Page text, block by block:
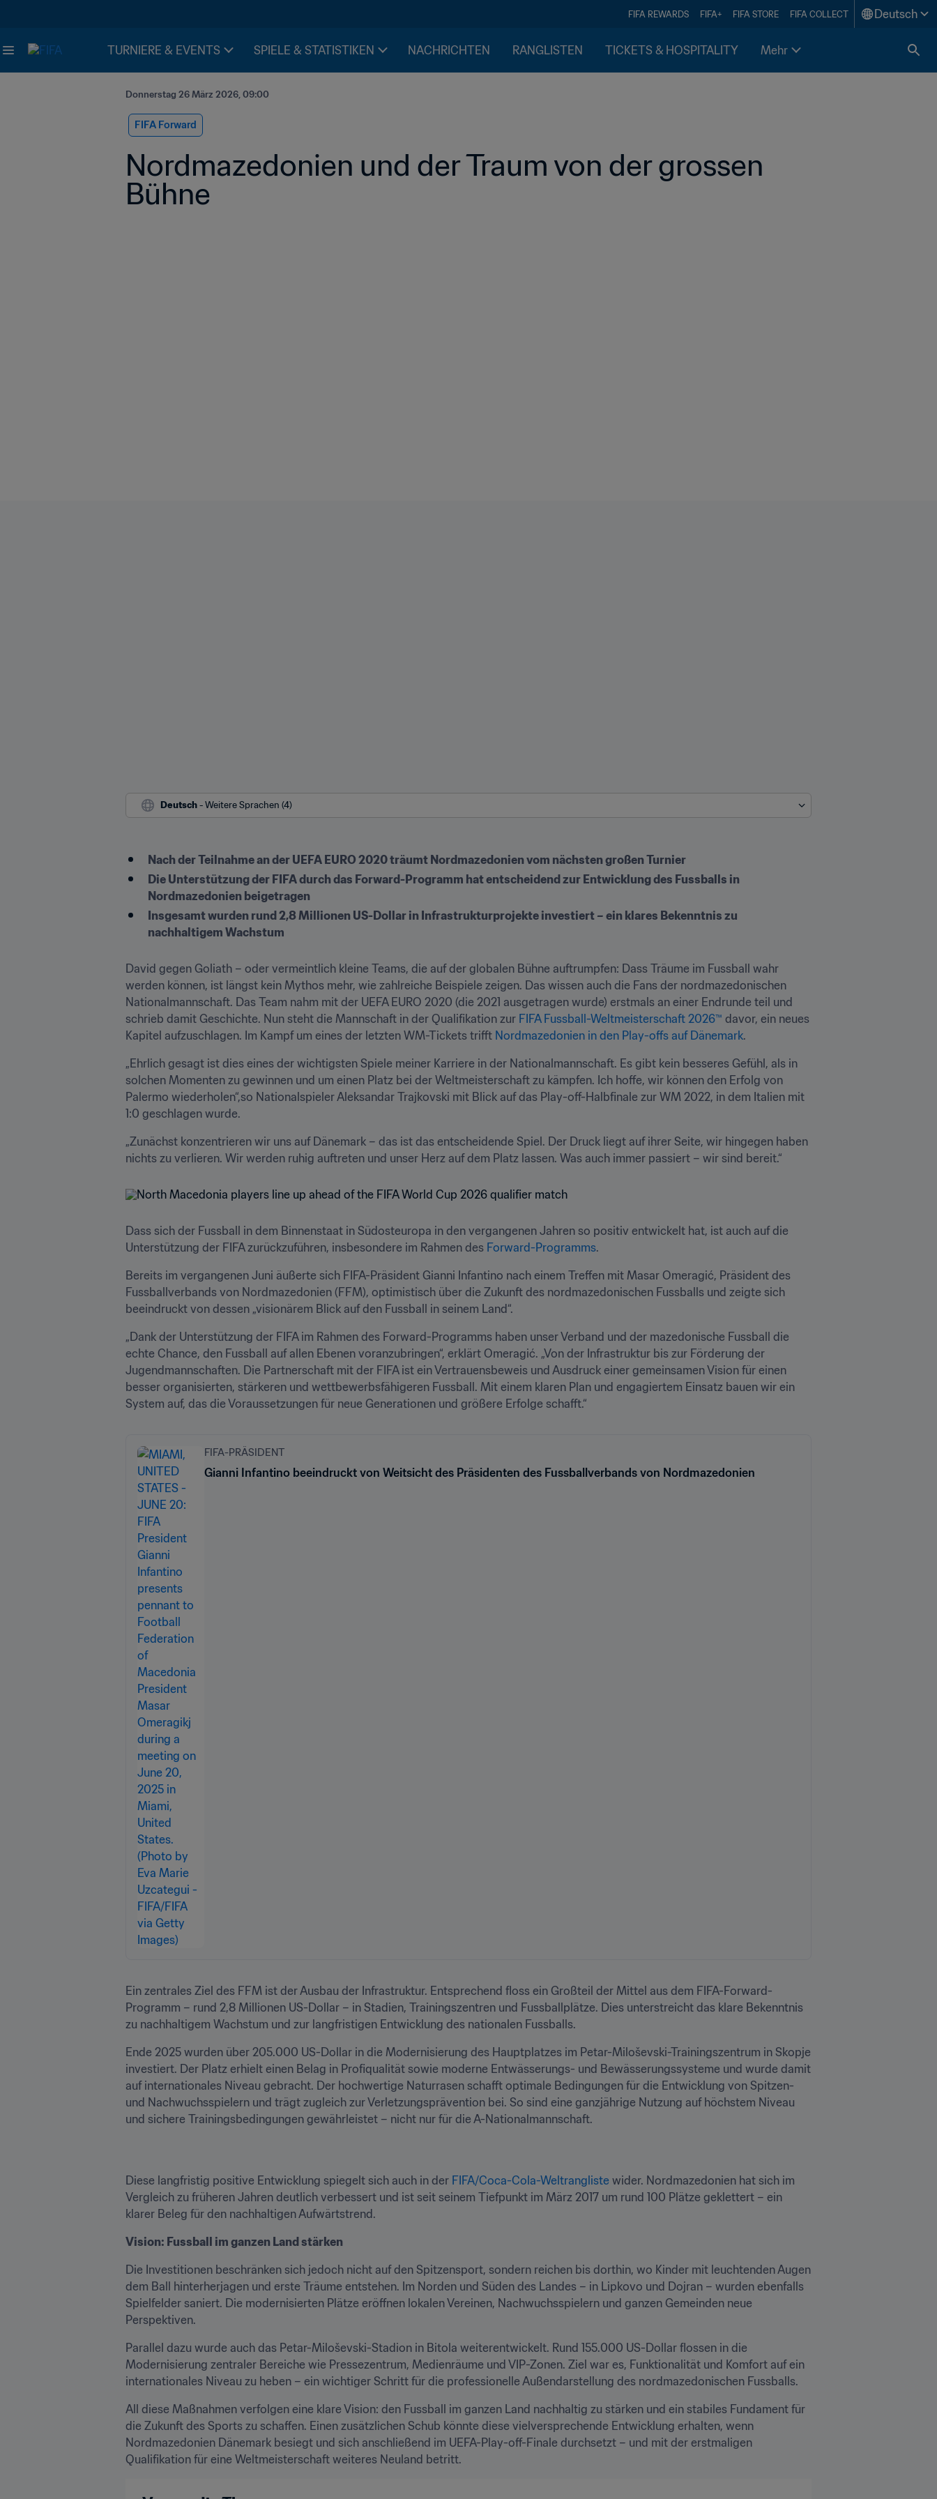
FIFA REWARDS FIFA+ FIFA STORE FIFA COLLECT Deutsch
TURNIERE & EVENTS SPIELE & STATISTIKEN NACHRICHTEN RANGLISTEN TICKETS & HOSPITALITY Mehr
Donnerstag 26 März 2026, 09:00
FIFA Forward
Nordmazedonien und der Traum von der grossen
Bühne
Deutsch - Weitere Sprachen (4)
Nach der Teilnahme an der UEFA EURO 2020 träumt Nordmazedonien vom nächsten großen Turnier
Die Unterstützung der FIFA durch das Forward-Programm hat entscheidend zur Entwicklung des Fussballs in
Nordmazedonien beigetragen
Insgesamt wurden rund 2,8 Millionen US-Dollar in Infrastrukturprojekte investiert – ein klares Bekenntnis zu
nachhaltigem Wachstum
David gegen Goliath – oder vermeintlich kleine Teams, die auf der globalen Bühne auftrumpfen: Dass Träume im Fussball wahr
werden können, ist längst kein Mythos mehr, wie zahlreiche Beispiele zeigen. Das wissen auch die Fans der nordmazedonischen
Nationalmannschaft. Das Team nahm mit der UEFA EURO 2020 (die 2021 ausgetragen wurde) erstmals an einer Endrunde teil und
schrieb damit Geschichte. Nun steht die Mannschaft in der Qualifikation zur FIFA Fussball-Weltmeisterschaft 2026™ davor, ein neues
Kapitel aufzuschlagen. Im Kampf um eines der letzten WM-Tickets trifft Nordmazedonien in den Play-offs auf Dänemark.
„Ehrlich gesagt ist dies eines der wichtigsten Spiele meiner Karriere in der Nationalmannschaft. Es gibt kein besseres Gefühl, als in
solchen Momenten zu gewinnen und um einen Platz bei der Weltmeisterschaft zu kämpfen. Ich hoffe, wir können den Erfolg von
Palermo wiederholen“,so Nationalspieler Aleksandar Trajkovski mit Blick auf das Play-off-Halbfinale zur WM 2022, in dem Italien mit
1:0 geschlagen wurde.
„Zunächst konzentrieren wir uns auf Dänemark – das ist das entscheidende Spiel. Der Druck liegt auf ihrer Seite, wir hingegen haben
nichts zu verlieren. Wir werden ruhig auftreten und unser Herz auf dem Platz lassen. Was auch immer passiert – wir sind bereit.“
Dass sich der Fussball in dem Binnenstaat in Südosteuropa in den vergangenen Jahren so positiv entwickelt hat, ist auch auf die
Unterstützung der FIFA zurückzuführen, insbesondere im Rahmen des Forward-Programms.
Bereits im vergangenen Juni äußerte sich FIFA-Präsident Gianni Infantino nach einem Treffen mit Masar Omeragić, Präsident des
Fussballverbands von Nordmazedonien (FFM), optimistisch über die Zukunft des nordmazedonischen Fussballs und zeigte sich
beeindruckt von dessen „visionärem Blick auf den Fussball in seinem Land“.
„Dank der Unterstützung der FIFA im Rahmen des Forward-Programms haben unser Verband und der mazedonische Fussball die
echte Chance, den Fussball auf allen Ebenen voranzubringen“, erklärt Omeragić. „Von der Infrastruktur bis zur Förderung der
Jugendmannschaften. Die Partnerschaft mit der FIFA ist ein Vertrauensbeweis und Ausdruck einer gemeinsamen Vision für einen
besser organisierten, stärkeren und wettbewerbsfähigeren Fussball. Mit einem klaren Plan und engagiertem Einsatz bauen wir ein
System auf, das die Voraussetzungen für neue Generationen und größere Erfolge schafft.“
FIFA-PRÄSIDENT
Gianni Infantino beeindruckt von Weitsicht des Präsidenten des Fussballverbands von Nordmazedonien
Ein zentrales Ziel des FFM ist der Ausbau der Infrastruktur. Entsprechend floss ein Großteil der Mittel aus dem FIFA-Forward-
Programm – rund 2,8 Millionen US-Dollar – in Stadien, Trainingszentren und Fussballplätze. Dies unterstreicht das klare Bekenntnis
zu nachhaltigem Wachstum und zur langfristigen Entwicklung des nationalen Fussballs.
Ende 2025 wurden über 205.000 US-Dollar in die Modernisierung des Hauptplatzes im Petar-Miloševski-Trainingszentrum in Skopje
investiert. Der Platz erhielt einen Belag in Profiqualität sowie moderne Entwässerungs- und Bewässerungssysteme und wurde damit
auf internationales Niveau gebracht. Der hochwertige Naturrasen schafft optimale Bedingungen für die Entwicklung von Spitzen-
und Nachwuchsspielern und trägt zugleich zur Verletzungsprävention bei. So sind eine ganzjährige Nutzung auf höchstem Niveau
und sichere Trainingsbedingungen gewährleistet – nicht nur für die A-Nationalmannschaft.
Diese langfristig positive Entwicklung spiegelt sich auch in der FIFA/Coca-Cola-Weltrangliste wider. Nordmazedonien hat sich im
Vergleich zu früheren Jahren deutlich verbessert und ist seit seinem Tiefpunkt im März 2017 um rund 100 Plätze geklettert – ein
klarer Beleg für den nachhaltigen Aufwärtstrend.
Vision: Fussball im ganzen Land stärken
Die Investitionen beschränken sich jedoch nicht auf den Spitzensport, sondern reichen bis dorthin, wo Kinder mit leuchtenden Augen
dem Ball hinterherjagen und erste Träume entstehen. Im Norden und Süden des Landes – in Lipkovo und Dojran – wurden ebenfalls
Spielfelder saniert. Die modernisierten Plätze eröffnen lokalen Vereinen, Nachwuchsspielern und ganzen Gemeinden neue
Perspektiven.
Parallel dazu wurde auch das Petar-Miloševski-Stadion in Bitola weiterentwickelt. Rund 155.000 US-Dollar flossen in die
Modernisierung zentraler Bereiche wie Pressezentrum, Medienräume und VIP-Zonen. Ziel war es, Funktionalität und Komfort auf ein
internationales Niveau zu heben – ein wichtiger Schritt für die professionelle Außendarstellung des nordmazedonischen Fussballs.
All diese Maßnahmen verfolgen eine klare Vision: den Fussball im ganzen Land nachhaltig zu stärken und ein stabiles Fundament für
die Zukunft des Sports zu schaffen. Einen zusätzlichen Schub könnte diese vielversprechende Entwicklung erhalten, wenn
Nordmazedonien Dänemark besiegt und sich anschließend im UEFA-Play-off-Finale durchsetzt – und mit der erstmaligen
Qualifikation für eine Weltmeisterschaft weiteres Neuland betritt.